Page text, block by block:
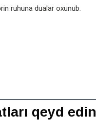
ruhuna dualar oxunub.
qeyd edin